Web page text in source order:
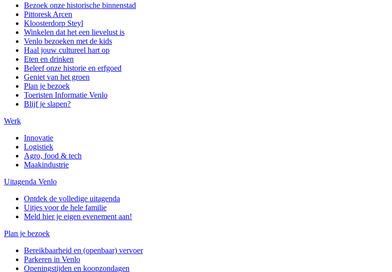
Bezoek onze historische binnenstad
Pittoresk Arcen
Kloosterdorp Steyl
Winkelen dat het een lievelust is
Venlo bezoeken met de kids
Haal jouw cultureel hart op
Eten en drinken
Beleef onze historie en erfgoed
Geniet van het groen
Plan je bezoek
Toeristen Informatie Venlo
Blijf je slapen?
Werk
Innovatie
Logistiek
Agro, food & tech
Maakindustrie
Uitagenda Venlo
Ontdek de volledige uitagenda
Uitjes voor de hele familie
Meld hier je eigen evenement aan!
Plan je bezoek
Bereikbaarheid en (openbaar) vervoer
Parkeren in Venlo
Openingstijden en koopzondagen